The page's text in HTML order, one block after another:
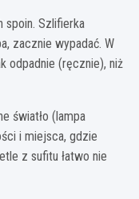
spoin. Szlifierka
zacznie wypadać. W
odpadnie (ręcznie), niż
światło (lampa
i miejsca, gdzie
z sufitu łatwo nie